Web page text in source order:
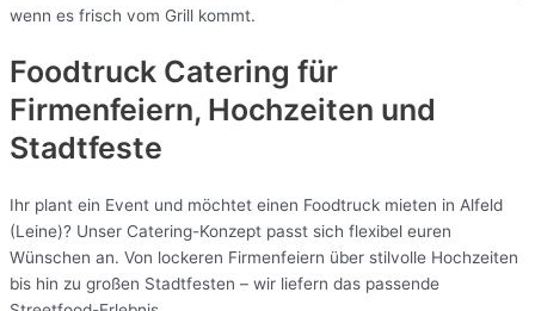
wenn es frisch vom Grill kommt.
Foodtruck Catering für
Firmenfeiern, Hochzeiten und
Stadtfeste
Ihr plant ein Event und möchtet einen Foodtruck mieten in Alfeld
(Leine)? Unser Catering-Konzept passt sich flexibel euren
Wünschen an. Von lockeren Firmenfeiern über stilvolle Hochzeiten
bis hin zu großen Stadtfesten – wir liefern das passende